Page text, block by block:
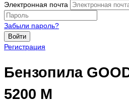
Электронная почта
Забыли пароль?
Войти
Регистрация
Бензопила
5200 М